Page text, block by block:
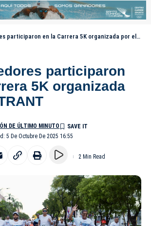
en la Carrera 5K organizada por el INTRANT
participaron
5K organizada
5 De Octubre De 2025 16:55
DE ÚLTIMO MINUTO
2 Min Read